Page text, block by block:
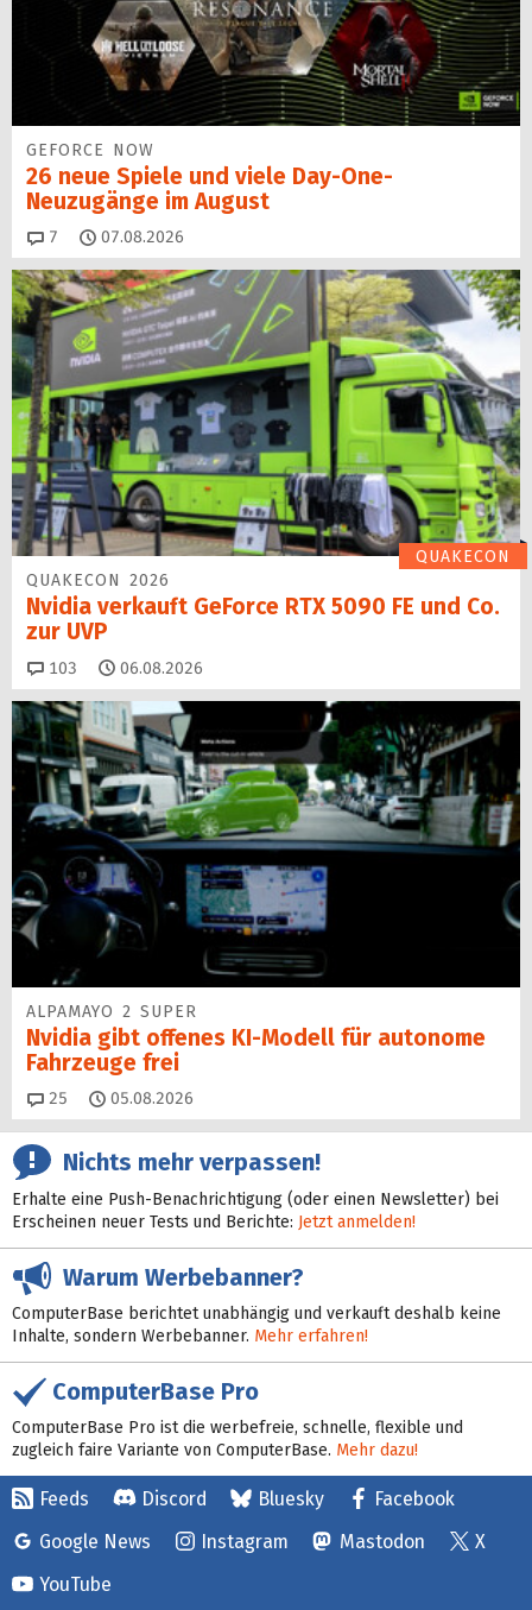
GEFORCE NOW
26 neue Spiele und viele Day-One-
Neuzugänge im August
7 Kommentare
07.08.2026
QUAKECON
QUAKECON 2026
Nvidia verkauft GeForce RTX 5090 FE und Co.
zur UVP
103 Kommentare
06.08.2026
ALPAMAYO 2 SUPER
Nvidia gibt offenes KI-Modell für autonome
Fahrzeuge frei
25 Kommentare
05.08.2026
Nichts mehr verpassen!
Erhalte eine Push-Benachrichtigung (oder einen Newsletter) bei
Erscheinen neuer Tests und Berichte: Jetzt anmelden!
Warum Werbebanner?
ComputerBase berichtet unabhängig und verkauft deshalb keine
Inhalte, sondern Werbebanner. Mehr erfahren!
ComputerBase Pro
ComputerBase Pro ist die werbefreie, schnelle, flexible und
zugleich faire Variante von ComputerBase. Mehr dazu!
Feeds Discord Bluesky
Facebook
Google News
Instagram Mastodon
X
YouTube